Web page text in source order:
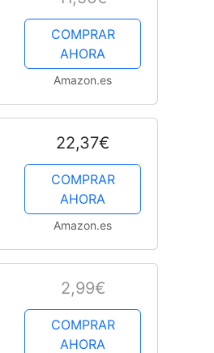
COMPRAR
AHORA
Amazon.es
22,37€
COMPRAR
AHORA
Amazon.es
2,99€
COMPRAR
AHORA